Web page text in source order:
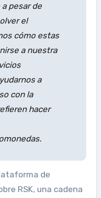
pesar de
el
cómo estas
a nuestra
a
con la
hacer
de
RSK, una cadena